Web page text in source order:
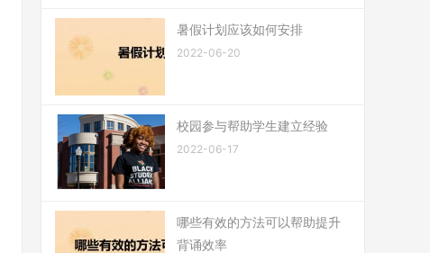
暑假计划应该如何安排
2022-06-20
校园参与帮助学生建立经验
2022-06-17
哪些有效的方法可以帮助提升
背诵效率